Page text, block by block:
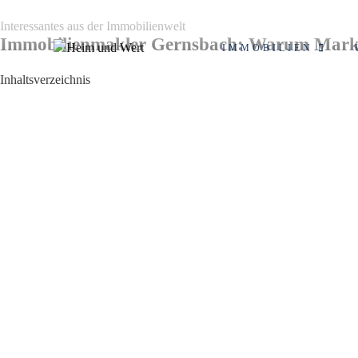
IMMOBILIEN
Interessantes aus der Immobilienwelt
Immobilienmakler Gernsbach: Warum
Inhaltsverzeichnis